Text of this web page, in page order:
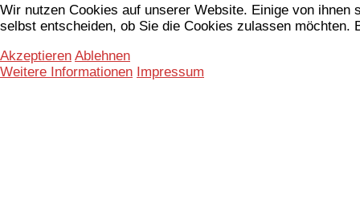
Wir nutzen Cookies auf unserer Website. Einige von
selbst entscheiden, ob Sie die Cookies zulassen möchten.
Akzeptieren Ablehnen
Weitere Informationen Impressum